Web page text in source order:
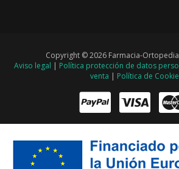
Copyright © 2026 Farmacia-
Aviso legal | Política protección de datos
venta | Política de